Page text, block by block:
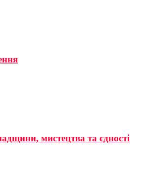
мистецтва та єдності